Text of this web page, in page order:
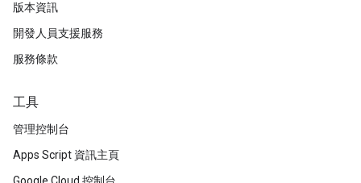
版本資訊
開發人員支援服務
服務條款
工具
管理控制台
Apps Script 資訊主頁